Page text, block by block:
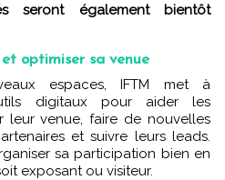
seront également bientôt
optimiser sa venue
digitaux pour aider les
leur venue, faire de nouvelles
et suivre leurs leads.
sa participation bien en
exposant ou visiteur.